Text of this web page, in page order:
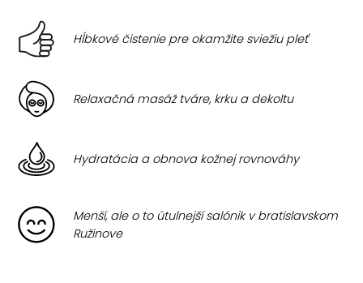
Hĺbkové čistenie pre okamžite sviežiu pleť
Relaxačná masáž tváre, krku a dekoltu
Hydratácia a obnova kožnej rovnováhy
Menší, ale o to útulnejší salónik v bratislavskom
Ružinove